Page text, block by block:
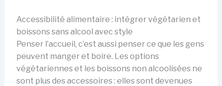
Accessibilité alimentaire : intégrer végétarien et
boissons sans alcool avec style
Penser l’accueil, c’est aussi penser ce que les gens
peuvent manger et boire. Les options
végétariennes et les boissons non alcoolisées ne
sont plus des accessoires : elles sont devenues